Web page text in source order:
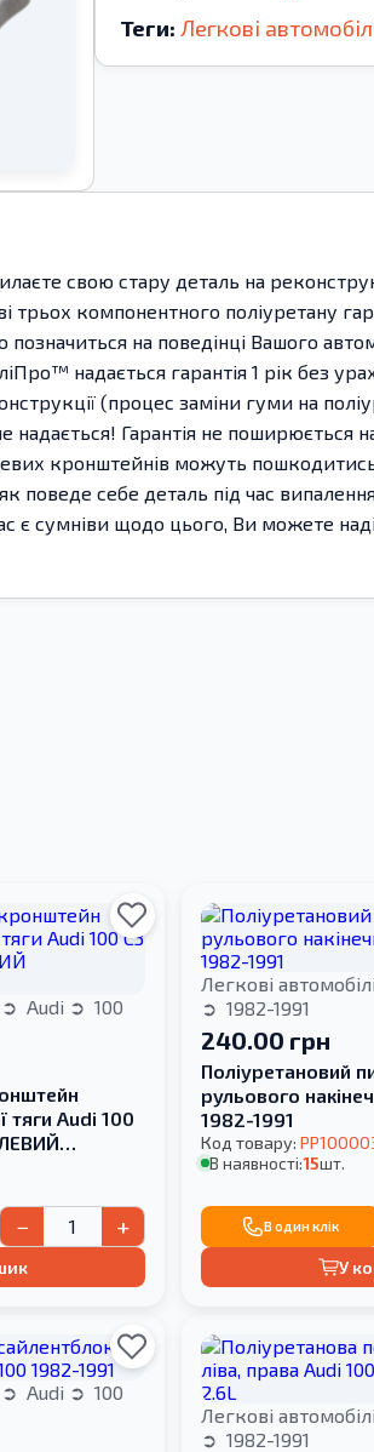
Теги: Легкові
свою стару деталь на
трьох компонентного поліуретану
на поведінці Вашого
надається гарантія 1 рік без
(процес заміни гуми на
надається! Гарантія не поширюється
кронштейнів можуть
поведе себе деталь під час
є сумніви щодо цього, Ви можете
Audi
100
тяги Audi 100
− +
Легкові автомобілі
1982-1991
240.00 грн
Поліуретановий
рульового
1982-1991
Код товару:
В наявності:15шт.
В один клік
У
Audi
100
Легкові автомобілі
1982-1991